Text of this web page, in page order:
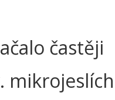
častěji